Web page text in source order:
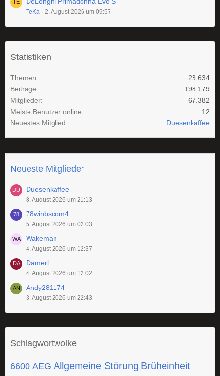
DeLonghi Primadonna Evo S
TeKa 2. August 2026 um 09:57
Statistiken
Themen
23.634
Beiträge
198.179
Mitglieder
67.382
Meiste Benutzer online
12
Neuestes Mitglied
Duesenkaffee
Neueste Mitglieder
Duesenkaffee
8. August 2026 um 21:13
78winbscom4
5. August 2026 um 02:03
Wakeman
4. August 2026 um 12:37
Damerl
4. August 2026 um 12:02
Andy281174
3. August 2026 um 22:43
Schlagwortwolke
6600 AEG Allgemeine Störung Brüheinheit